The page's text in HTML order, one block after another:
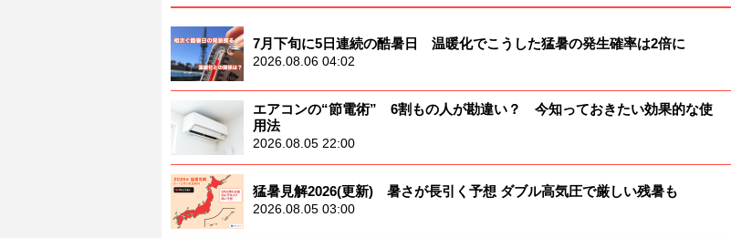
7月下旬に5日連続の酷暑日 温暖化でこうした猛暑の発生確率は2倍に
2026.08.06 04:02
エアコンの“節電術” 6割もの人が勘違い？ 今知っておきたい効果的な使
用法
2026.08.05 22:00
猛暑見解2026(更新) 暑さが長引く予想 ダブル高気圧で厳しい残暑も
2026.08.05 03:00